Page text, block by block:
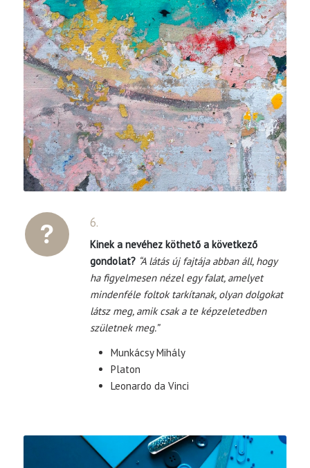
6.
Kinek a nevéhez köthető a következő
gondolat? “A látás új fajtája abban áll, hogy
ha figyelmesen nézel egy falat, amelyet
mindenféle foltok tarkítanak, olyan dolgokat
látsz meg, amik csak a te képzeletedben
születnek meg.”
Munkácsy Mihály
Platon
Leonardo da Vinci